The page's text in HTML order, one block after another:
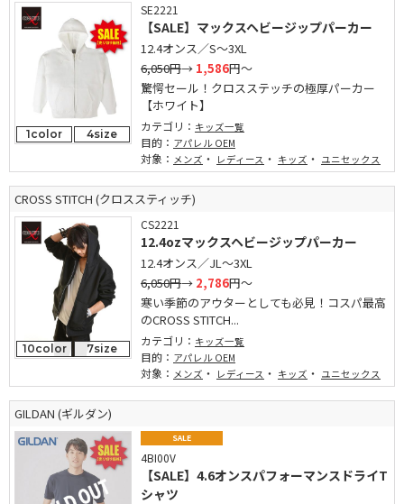
1color 4size
SE2221
【SALE】マックスヘビージップパーカー
12.4オンス／S～3XL
6,050円→ 1,586円～
驚愕セール！クロスステッチの極厚パーカー
【ホワイト】
カテゴリ： キッズ一覧
目的： アパレル OEM
対象： メンズ ・ レディース ・ キッズ ・ ユニセックス
CROSS STITCH (クロススティッチ)
10color 7size
CS2221
12.4ozマックスヘビージップパーカー
12.4オンス／JL～3XL
6,050円→ 2,786円～
寒い季節のアウターとしても必見！コスパ最高
のCROSS STITCH...
カテゴリ： キッズ一覧
目的： アパレル OEM
対象： メンズ ・ レディース ・ キッズ ・ ユニセックス
GILDAN (ギルダン)
SALE
4BI00V
【SALE】4.6オンスパフォーマンスドライT
シャツ